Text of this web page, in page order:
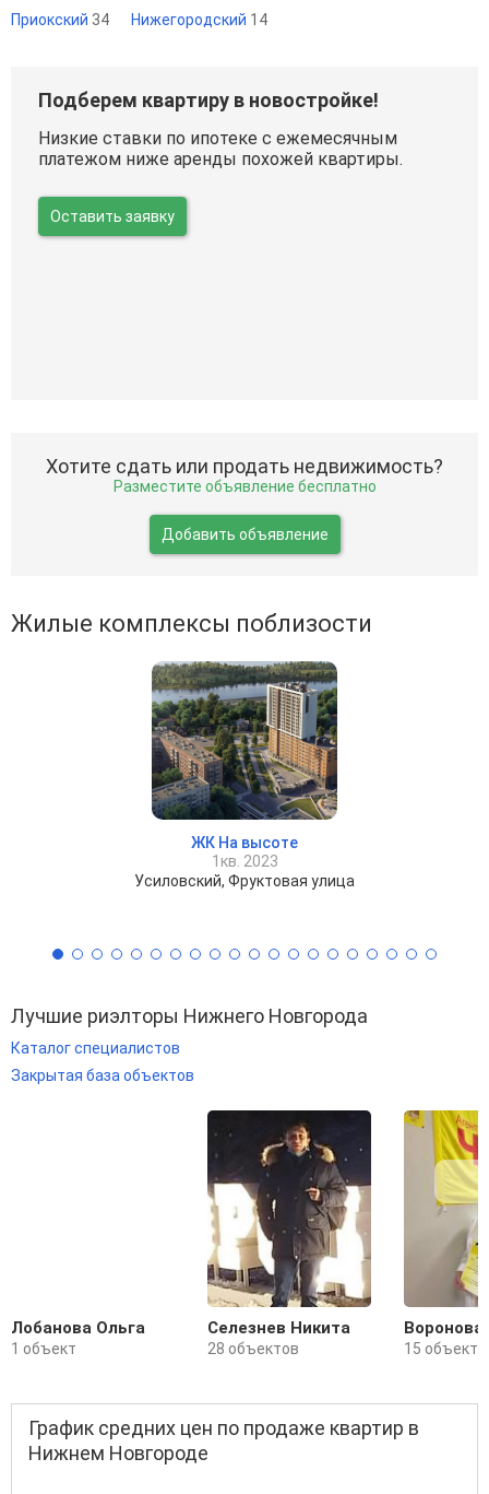
Приокский 34 Нижегородский 14
Подберем квартиру в новостройке!
Низкие ставки по ипотеке с ежемесячным
платежом ниже аренды похожей квартиры.
Оставить заявку
Хотите сдать или продать недвижимость?
Разместите объявление бесплатно
Добавить объявление
Жилые комплексы поблизости
ЖК На высоте
1кв. 2023
Усиловский, Фруктовая улица
Лучшие риэлторы Нижнего Новгорода
Каталог специалистов
Закрытая база объектов
Лобанова Ольга
1 объект
Селезнев Никита
28 объектов 15
График средних цен по продаже квартир в
Нижнем Новгороде